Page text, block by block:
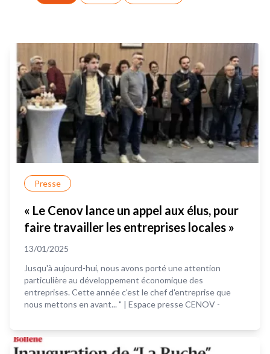
Presse
« Le Cenov lance un appel aux élus, pour
faire travailler les entreprises locales »
13/01/2025
Jusqu'à aujourd-hui, nous avons porté une attention
particulière au développement économique des
entreprises. Cette année c'est le chef d'entreprise que
nous mettons en avant... " | Espace presse CENOV -